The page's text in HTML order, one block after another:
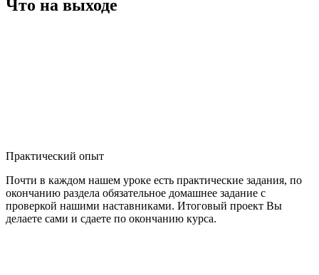
Что на выходе
Практический опыт
Почти в каждом нашем уроке есть практические задания, по
окончанию раздела обязательное домашнее задание с
проверкой нашими наставниками. Итоговый проект Вы
делаете сами и сдаете по окончанию курса.